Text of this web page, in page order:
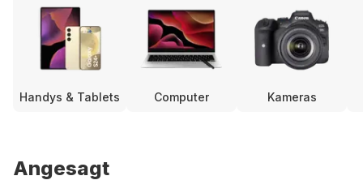
Handys & Tablets Computer Kameras
Angesagt